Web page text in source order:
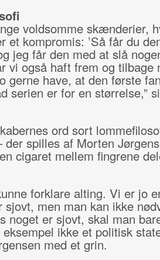
voldsomme skænderier,
et kompromis: ’Så får du
jeg får den med at slå
vi også haft frem og tilbage
gerne have, at den første
serien er for en størrelse,”
ord sort
der spilles af Morten
cigaret mellem fingrene
forklare alting. Vi er jo
sjovt, men man kan ikke
noget er sjovt, skal man
ikke et politisk
med et grin.